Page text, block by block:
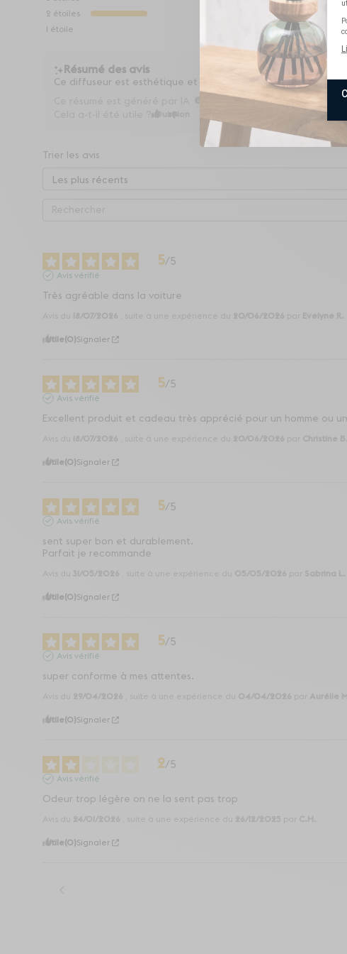
2 étoiles
étoile
Résumé des avis
Ce diffuseur est esthétique et diffuse une odeur agréable,
Trier les avis
5/5
Avis vérifié
Très agréable dans la voiture
18/07/2026 20/06/2026
Utile (0) Signaler
5/5
Avis vérifié
Excellent produit et cadeau très apprécié pour un homme ou
18/07/2026 , suite à une expérience du 20/06/2026 Christine B.
Utile (0) Signaler
5/5
Avis vérifié
sent super bon et durablement.
Parfait je recommande
31/05/2026 05/05/2026 Sabrina L.
Utile (0) Signaler
5/5
Avis vérifié
super conforme à mes attentes.
29/04/2026 , suite à une expérience du 04/04/2026 Aurélie M.
Utile (0) Signaler
2/5
Avis vérifié
Odeur trop légère on ne la sent pas trop
24/01/2026 26/12/2025 C.H.
Utile (0) Signaler